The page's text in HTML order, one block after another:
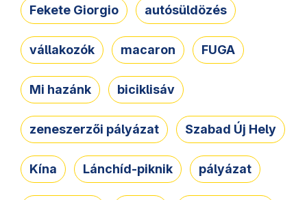
Fekete Giorgio autósüldözés
vállakozók macaron FUGA
Mi hazánk biciklisáv
zeneszerzői pályázat Szabad Új Hely
Kína Lánchíd-piknik pályázat